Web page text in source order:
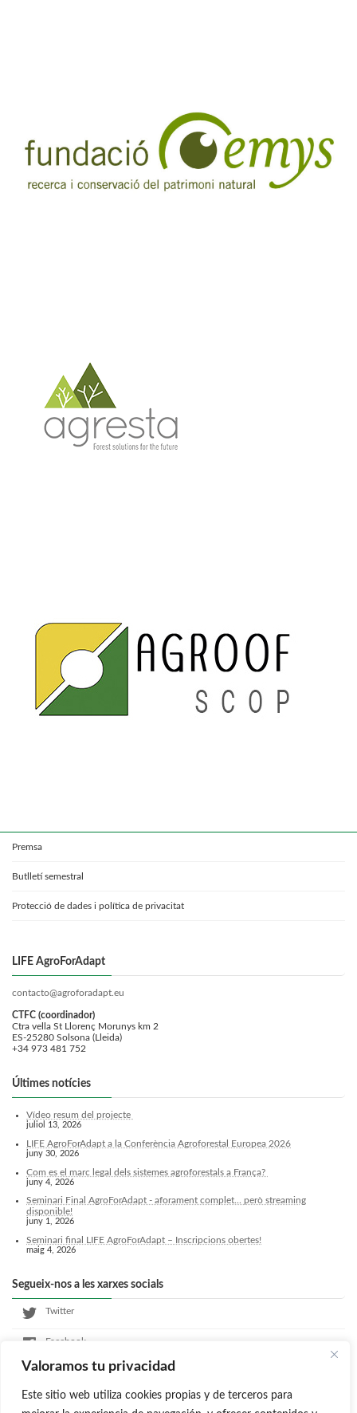
Valoramos tu privacidad
Este sitio web utiliza cookies propias y de terceros para
Premsa
Butlletí semestral
Protecció de dades i política de privacitat
LIFE AgroForAdapt
contacto@agroforadapt.eu
CTFC (coordinador)
Ctra vella St Llorenç Morunys km 2
ES-25280 Solsona (Lleida)
+34 973 481 752
Últimes notícies
Vídeo resum del projecte
juliol 13, 2026
LIFE AgroForAdapt a la Conferència Agroforestal Europea 2026
juny 30, 2026
Com es el marc legal dels sistemes agroforestals a França?
juny 4, 2026
Seminari Final AgroForAdapt - aforament complet... però streaming
disponible!
juny 1, 2026
Seminari final LIFE AgroForAdapt – Inscripcions obertes!
maig 4, 2026
Segueix-nos a les xarxes socials
Twitter
Facebook
LinkedIn
Instagram